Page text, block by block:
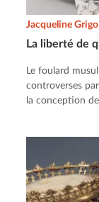
La liberté de
Jacqueline Grigo
Le foulard
controverses
la conception